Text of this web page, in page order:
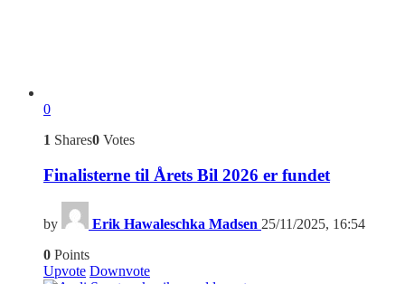
0
1 Shares0 Votes
Finalisterne til Årets Bil 2026 er fundet
by Erik Hawaleschka Madsen 25/11/2025, 16:54
0 Points
Upvote Downvote